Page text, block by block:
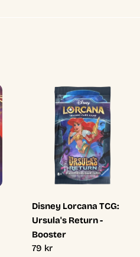
Disney Lorcana TCG:
Ursula's Return -
Booster
Ordinarie
79 kr